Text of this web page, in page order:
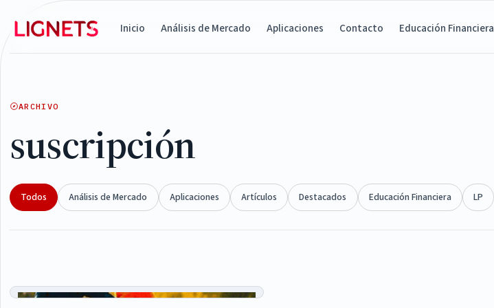
Inicio Análisis de Mercado Aplicaciones Contacto Educación Financiera
ARCHIVO
suscripción
Todos Análisis de Mercado Aplicaciones Artículos Destacados Educación Financiera LP